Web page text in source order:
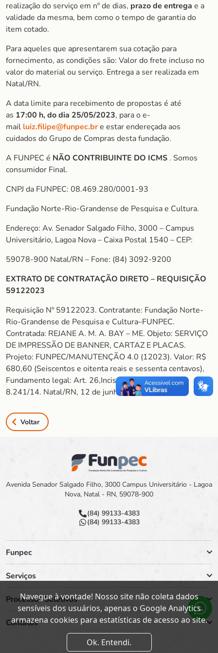
realização do serviço em nº de dias, prazo de entrega e a
validade da mesma, bem como o tempo de garantia do
item cotado.
Para aqueles que apresentarem sua cotação para
fornecimento, as condições são: Valor do frete incluso no
valor do material ou serviço. Entrega a ser realizada em
Natal/RN.
A data limite para recebimento de propostas é até
as 17:00 h, do dia 25/05/2023, para o e-
mail luiz.filipe@funpec.bre estar endereçada aos
cuidados do Grupo de Compras desta fundação.
A FUNPEC é NÃO CONTRIBUINTE DO ICMS . Somos
consumidor Final.
CNPJ da FUNPEC: 08.469.280/0001-93
Fundação Norte-Rio-Grandense de Pesquisa e Cultura.
Endereço: Av. Senador Salgado Filho, 3000 – Campus
Universitário, Lagoa Nova – Caixa Postal 1540 – CEP:
59078-900 Natal/RN – Fone: (84) 3092-9200
EXTRATO DE CONTRATAÇÃO DIRETO – REQUISIÇÃO
59122023
Requisição Nº 59122023. Contratante: Fundação Norte-
Rio-Grandense de Pesquisa e Cultura–FUNPEC.
Contratada: REJANE A. M. A. BAY – ME. Objeto: SERVIÇO
DE IMPRESSÃO DE BANNER, CARTAZ E PLACAS.
Projeto: FUNPEC/MANUTENÇÃO 4.0 (12023). Valor: R$
680,60 (Seiscentos e oitenta reais e sessenta centavos),
Fundamento legal: Art. 26,Inciso II do Decreto nº
8.241/14. Natal/RN, 12 de junho de 2023
Voltar
Avenida Senador Salgado Filho, 3000 Campus Universitário - Lagoa
Nova, Natal - RN, 59078-900
(84) 99133-4383
(84) 99133-4383
Funpec
Serviços
Processos Seletivos
Contatos
Navegue à vontade! Nosso site não coleta dados
sensíveis dos usuários, apenas o Google Analytics
armazena cookies para estatísticas de acesso ao site.
Ok. Entendi.